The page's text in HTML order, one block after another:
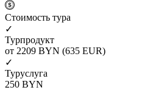
Cтоимость тура
✓
Турпродукт
от 2209 BYN (635 EUR)
✓
Туруслуга
250 BYN